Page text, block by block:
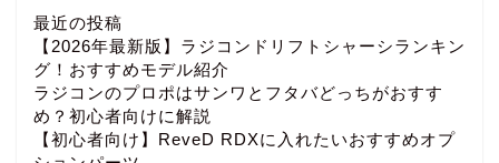
最近の投稿
【2026年最新版】ラジコンドリフトシャーシランキン
グ！おすすめモデル紹介
ラジコンのプロポはサンワとフタバどっちがおすす
め？初心者向けに解説
【初心者向け】ReveD RDXに入れたいおすすめオプ